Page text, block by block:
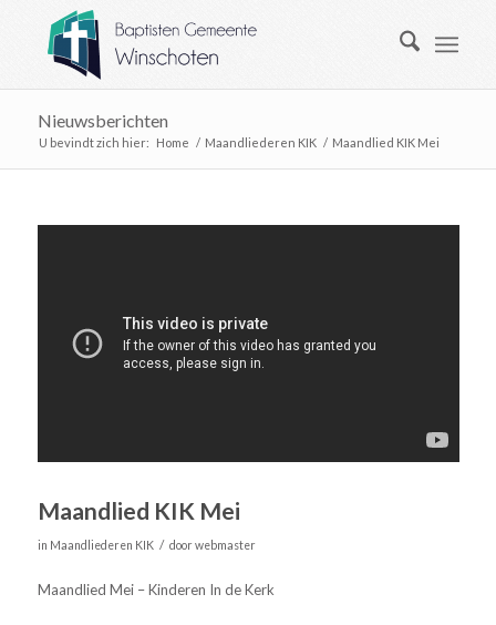
Nieuwsberichten
U bevindt zich hier: Home / Maandliederen KIK / Maandlied KIK Mei
Maandlied KIK Mei
in Maandliederen KIK / doorwebmaster
Maandlied Mei – Kinderen In de Kerk